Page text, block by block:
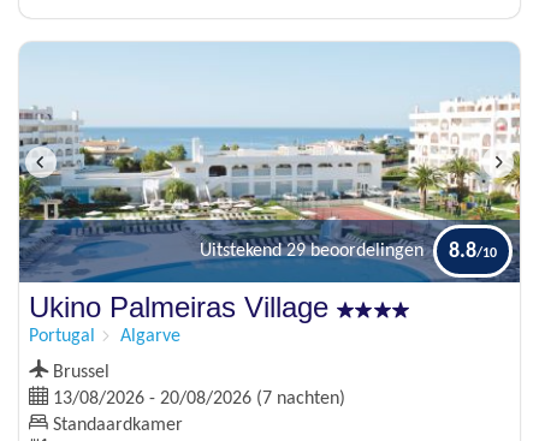
Uitstekend 29 beoordelingen 8.8
Ukino Palmeiras Village
Portugal
Algarve
Brussel
13/08/2026 - 20/08/2026 (7 nachten)
Standaardkamer